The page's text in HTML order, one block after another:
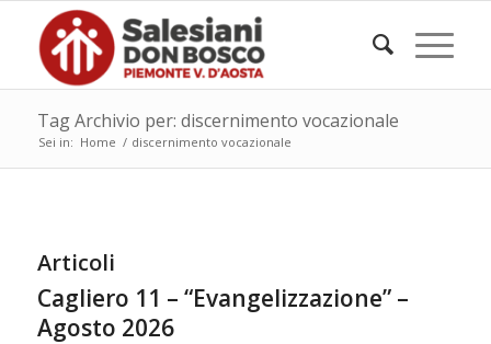
Tag Archivio per: discernimento vocazionale
Sei in: Home / discernimento vocazionale
Articoli
Cagliero 11 – “Evangelizzazione” –
Agosto 2026